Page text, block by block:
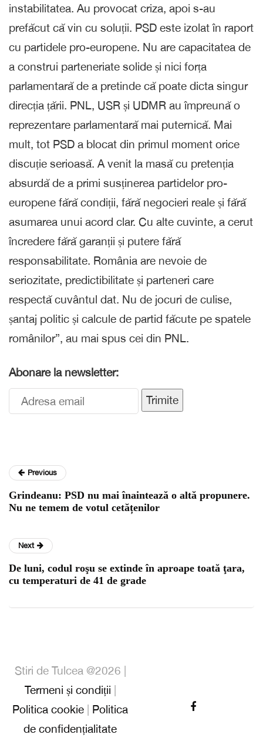
instabilitatea. Au provocat criza, apoi s-au
prefăcut că vin cu soluții. PSD este izolat în raport
cu partidele pro-europene. Nu are capacitatea de
a construi parteneriate solide și nici forța
parlamentară de a pretinde că poate dicta singur
direcția țării. PNL, USR și UDMR au împreună o
reprezentare parlamentară mai puternică. Mai
mult, tot PSD a blocat din primul moment orice
discuție serioasă. A venit la masă cu pretenția
absurdă de a primi susținerea partidelor pro-
europene fără condiții, fără negocieri reale și fără
asumarea unui acord clar. Cu alte cuvinte, a cerut
încredere fără garanții și putere fără
responsabilitate. România are nevoie de
seriozitate, predictibilitate și parteneri care
respectă cuvântul dat. Nu de jocuri de culise,
șantaj politic și calcule de partid făcute pe spatele
românilor”, au mai spus cei din PNL.
Abonare la newsletter:
Trimite
Previous
Grindeanu: PSD nu mai înaintează o altă propunere.
Nu ne temem de votul cetățenilor
Next
De luni, codul roşu se extinde în aproape toată ţara,
cu temperaturi de 41 de grade
Stiri de Tulcea @2026 |
Termeni și condiții
Politica cookie
Politica
de confidențialitate